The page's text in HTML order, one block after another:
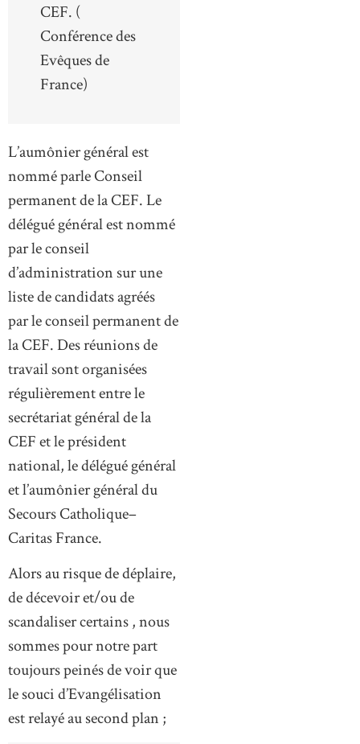
CEF. (
Conférence des
Evêques de
France)
L’aumônier général est
nommé parle Conseil
permanent de la CEF. Le
délégué général est nommé
par le conseil
d’administration sur une
liste de candidats agréés
par le conseil permanent de
la CEF. Des réunions de
travail sont organisées
régulièrement entre le
secrétariat général de la
CEF et le président
national, le délégué général
et l’aumônier général du
Secours Catholique–
Caritas France.
Alors au risque de déplaire,
de décevoir et/ou de
scandaliser certains , nous
sommes pour notre part
toujours peinés de voir que
le souci d’Evangélisation
est relayé au second plan ;